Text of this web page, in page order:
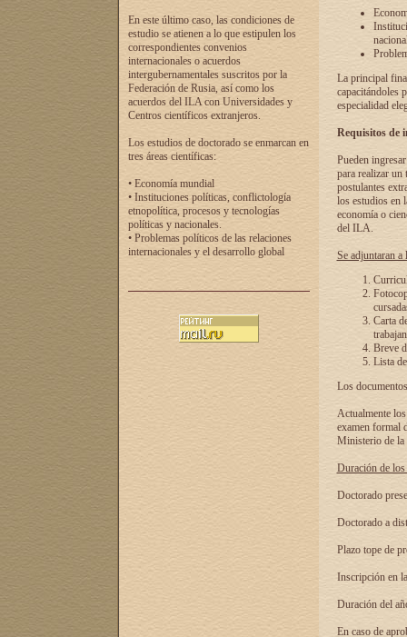
En este último caso, las condiciones de
estudio se atienen a lo que estipulen los
correspondientes convenios
internacionales o acuerdos
intergubernamentales suscritos por la
Federación de Rusia, así como los
acuerdos del ILA con Universidades y
Centros científicos extranjeros.
Los estudios de doctorado se enmarcan en
tres áreas científicas:
• Economía mundial
• Instituciones políticas, conflictología
etnopolítica, procesos y tecnologías
políticas y nacionales.
• Problemas políticos de las relaciones
internacionales y el desarrollo global
La principal
capacitándoles
especialidad
Requisitos de
Pueden
para realizar un
postulantes
los estudios en
economía o
del ILA.
Se adjuntaran a
Carta
Breve
Lista
Los
Actualmente
examen formal
Ministerio de la
Duración de
Doctorado
Doctorado a
Plazo tope de
Inscripción en
Duración del
En caso de